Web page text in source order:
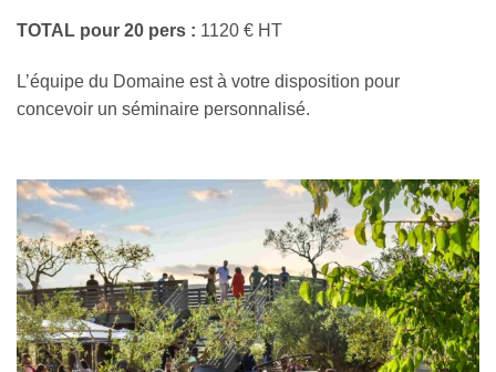
TOTAL pour 20 pers : 1120 € HT
L’équipe du Domaine est à votre disposition pour
concevoir un séminaire personnalisé.